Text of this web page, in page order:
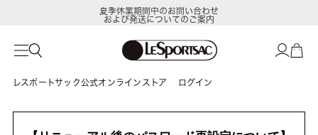
夏季休業期間中のお問い合わせ
および発送についてのご案内
レスポートサック公式オンラインストア ログイン